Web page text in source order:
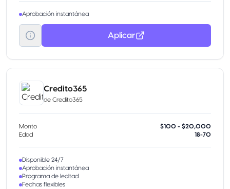
Aprobación instantánea
Aplicar
Credito365
de Credito365
Monto
$100 - $20,000
Edad
18-70
Disponible 24/7
Aprobación instantánea
Programa de lealtad
Fechas flexibles